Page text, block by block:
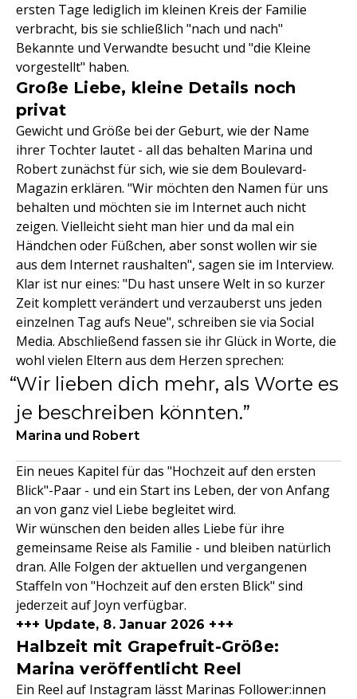
ersten Tage lediglich im kleinen Kreis der Familie
verbracht, bis sie schließlich "nach und nach"
Bekannte und Verwandte besucht und "die Kleine
vorgestellt" haben.
Große Liebe, kleine Details noch
privat
Gewicht und Größe bei der Geburt, wie der Name
ihrer Tochter lautet - all das behalten Marina und
Robert zunächst für sich, wie sie dem Boulevard-
Magazin erklären. "Wir möchten den Namen für uns
behalten und möchten sie im Internet auch nicht
zeigen. Vielleicht sieht man hier und da mal ein
Händchen oder Füßchen, aber sonst wollen wir sie
aus dem Internet raushalten", sagen sie im Interview.
Klar ist nur eines: "Du hast unsere Welt in so kurzer
Zeit komplett verändert und verzauberst uns jeden
einzelnen Tag aufs Neue", schreiben sie via Social
Media. Abschließend fassen sie ihr Glück in Worte, die
wohl vielen Eltern aus dem Herzen sprechen:
Wir lieben dich mehr, als Worte es
je beschreiben könnten.
Marina und Robert
Ein neues Kapitel für das "Hochzeit auf den ersten
Blick"-Paar - und ein Start ins Leben, der von Anfang
an von ganz viel Liebe begleitet wird.
Wir wünschen den beiden alles Liebe für ihre
gemeinsame Reise als Familie - und bleiben natürlich
dran. Alle Folgen der aktuellen und vergangenen
Staffeln von "Hochzeit auf den ersten Blick" sind
jederzeit auf Joyn verfügbar.
+++ Update, 8. Januar 2026 +++
Halbzeit mit Grapefruit-Größe:
Marina veröffentlicht Reel
Ein Reel auf Instagram lässt Marinas Follower:innen